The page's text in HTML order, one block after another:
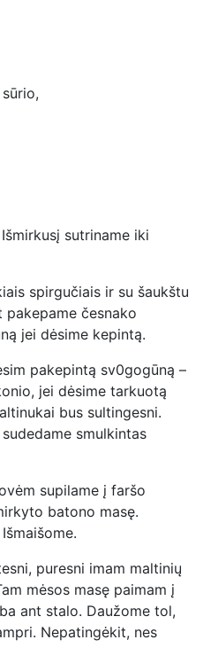
sutriname iki
spirgučiais ir su šaukštu
česnako
jei dėsime kepintą.
pakepintą sv0gogūną –
jei dėsime tarkuotą
bus sultingesni.
smulkintas
supilame į faršo
batono masę.
puresni imam maltinių
mėsos masę paimam į
ant stalo. Daužome tol,
Nepatingėkit, nes